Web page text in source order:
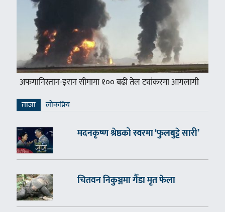
अफगानिस्तान-इरान सीमामा १०० बढी तेल ट्यांकरमा आगलागी
ताजा लाेकप्रिय
मदनकृष्ण श्रेष्ठको स्वरमा ‘फुलबुट्टे सारी’
चितवन निकुञ्जमा गैँडा मृत फेला